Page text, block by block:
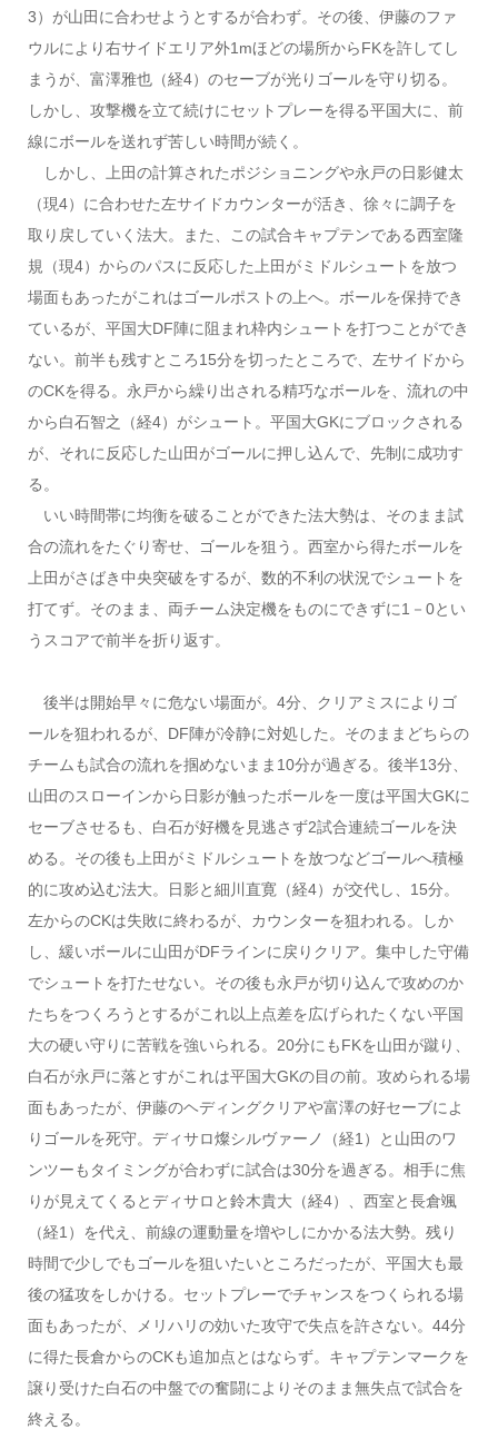
3）が山田に合わせようとするが合わず。その後、伊藤のファ
ウルにより右サイドエリア外1mほどの場所からFKを許してし
まうが、富澤雅也（経4）のセーブが光りゴールを守り切る。
しかし、攻撃機を立て続けにセットプレーを得る平国大に、前
線にボールを送れず苦しい時間が続く。
しかし、上田の計算されたポジショニングや永戸の日影健太
（現4）に合わせた左サイドカウンターが活き、徐々に調子を
取り戻していく法大。また、この試合キャプテンである西室隆
規（現4）からのパスに反応した上田がミドルシュートを放つ
場面もあったがこれはゴールポストの上へ。ボールを保持でき
ているが、平国大DF陣に阻まれ枠内シュートを打つことができ
ない。前半も残すところ15分を切ったところで、左サイドから
のCKを得る。永戸から繰り出される精巧なボールを、流れの中
から白石智之（経4）がシュート。平国大GKにブロックされる
が、それに反応した山田がゴールに押し込んで、先制に成功す
る。
いい時間帯に均衡を破ることができた法大勢は、そのまま試
合の流れをたぐり寄せ、ゴールを狙う。西室から得たボールを
上田がさばき中央突破をするが、数的不利の状況でシュートを
打てず。そのまま、両チーム決定機をものにできずに1－0とい
うスコアで前半を折り返す。
後半は開始早々に危ない場面が。4分、クリアミスによりゴ
ールを狙われるが、DF陣が冷静に対処した。そのままどちらの
チームも試合の流れを掴めないまま10分が過ぎる。後半13分、
山田のスローインから日影が触ったボールを一度は平国大GKに
セーブさせるも、白石が好機を見逃さず2試合連続ゴールを決
める。その後も上田がミドルシュートを放つなどゴールへ積極
的に攻め込む法大。日影と細川直寛（経4）が交代し、15分。
左からのCKは失敗に終わるが、カウンターを狙われる。しか
し、緩いボールに山田がDFラインに戻りクリア。集中した守備
でシュートを打たせない。その後も永戸が切り込んで攻めのか
たちをつくろうとするがこれ以上点差を広げられたくない平国
大の硬い守りに苦戦を強いられる。20分にもFKを山田が蹴り、
白石が永戸に落とすがこれは平国大GKの目の前。攻められる場
面もあったが、伊藤のヘディングクリアや富澤の好セーブによ
りゴールを死守。ディサロ燦シルヴァーノ（経1）と山田のワ
ンツーもタイミングが合わずに試合は30分を過ぎる。相手に焦
りが見えてくるとディサロと鈴木貴大（経4）、西室と長倉颯
（経1）を代え、前線の運動量を増やしにかかる法大勢。残り
時間で少しでもゴールを狙いたいところだったが、平国大も最
後の猛攻をしかける。セットプレーでチャンスをつくられる場
面もあったが、メリハリの効いた攻守で失点を許さない。44分
に得た長倉からのCKも追加点とはならず。キャプテンマークを
譲り受けた白石の中盤での奮闘によりそのまま無失点で試合を
終える。